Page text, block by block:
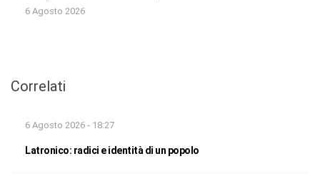
6 Agosto 2026
Correlati
6 Agosto 2026 - 18:27
Latronico: radici e identità di un popolo